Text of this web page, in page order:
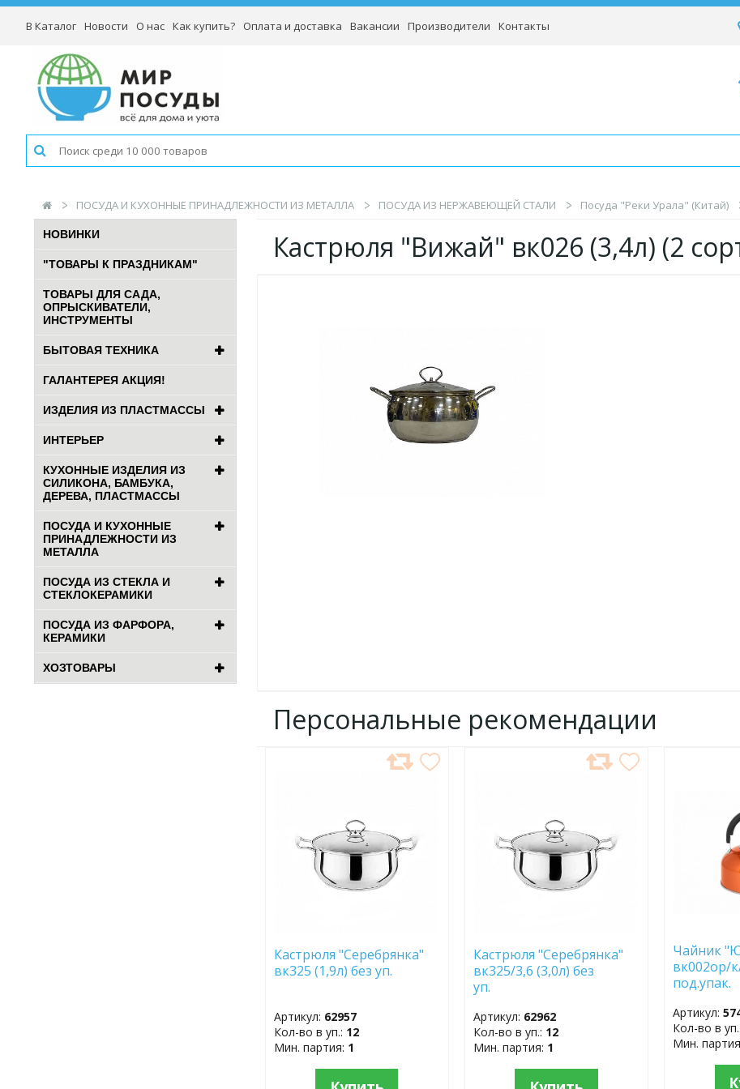
В Каталог Новости О нас Как купить? Оплата и доставка Вакансии Производители Контакты
ПОСУДА И КУХОННЫЕ ПРИНАДЛЕЖНОСТИ ИЗ МЕТАЛЛА ПОСУДА ИЗ НЕРЖАВЕЮЩЕЙ СТАЛИ Посуда "Реки Урала" (Китай)
НОВИНКИ
"ТОВАРЫ К ПРАЗДНИКАМ"
ТОВАРЫ ДЛЯ САДА,
ОПРЫСКИВАТЕЛИ,
ИНСТРУМЕНТЫ
БЫТОВАЯ ТЕХНИКА
ГАЛАНТЕРЕЯ АКЦИЯ!
ИЗДЕЛИЯ ИЗ ПЛАСТМАССЫ
ИНТЕРЬЕР
КУХОННЫЕ ИЗДЕЛИЯ ИЗ
СИЛИКОНА, БАМБУКА,
ДЕРЕВА, ПЛАСТМАССЫ
ПОСУДА И КУХОННЫЕ
ПРИНАДЛЕЖНОСТИ ИЗ
МЕТАЛЛА
ПОСУДА ИЗ СТЕКЛА И
СТЕКЛОКЕРАМИКИ
ПОСУДА ИЗ ФАРФОРА,
КЕРАМИКИ
ХОЗТОВАРЫ
Кастрюля "Вижай" вк026 (3,4л) (2
Персональные рекомендации
Кастрюля "Серебрянка"
вк325 (1,9л) без уп.
Артикул: 62957
Кол-во в уп.: 12
Мин. партия: 1
Кастрюля "Серебрянка"
вк325/3,6 (3,0л) без
уп.
Артикул: 62962
Кол-во в уп.: 12
Мин. партия: 1
Чайник
вк002ор/
Артикул:
Кол-во в уп.:
Мин.